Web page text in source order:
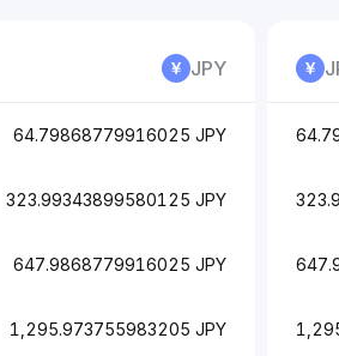
JPY
64.79868779916025 JPY
323.99343899580125 JPY
647.9868779916025 JPY
1,295.973755983205 JPY